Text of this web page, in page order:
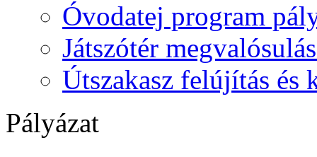
Óvodatej program
Játszótér
Útszakasz felújítás és
Pályázat